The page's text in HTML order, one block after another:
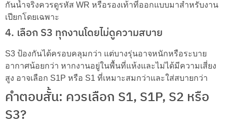
กันน้ำจริงควรดูรหัส WR หรือรองเท้าที่ออกแบบมาสำหรับงาน
เปียกโดยเฉพาะ
4. เลือก S3 ทุกงานโดยไม่ดูความสบาย
S3 ป้องกันได้ครอบคลุมกว่า แต่บางรุ่นอาจหนักหรือระบาย
อากาศน้อยกว่า หากงานอยู่ในพื้นที่แห้งและไม่ได้มีความเสี่ยง
สูง อาจเลือก S1P หรือ S1 ที่เหมาะสมกว่าและใส่สบายกว่า
คำตอบสั้น: ควรเลือก S1, S1P, S2 หรือ
S3?